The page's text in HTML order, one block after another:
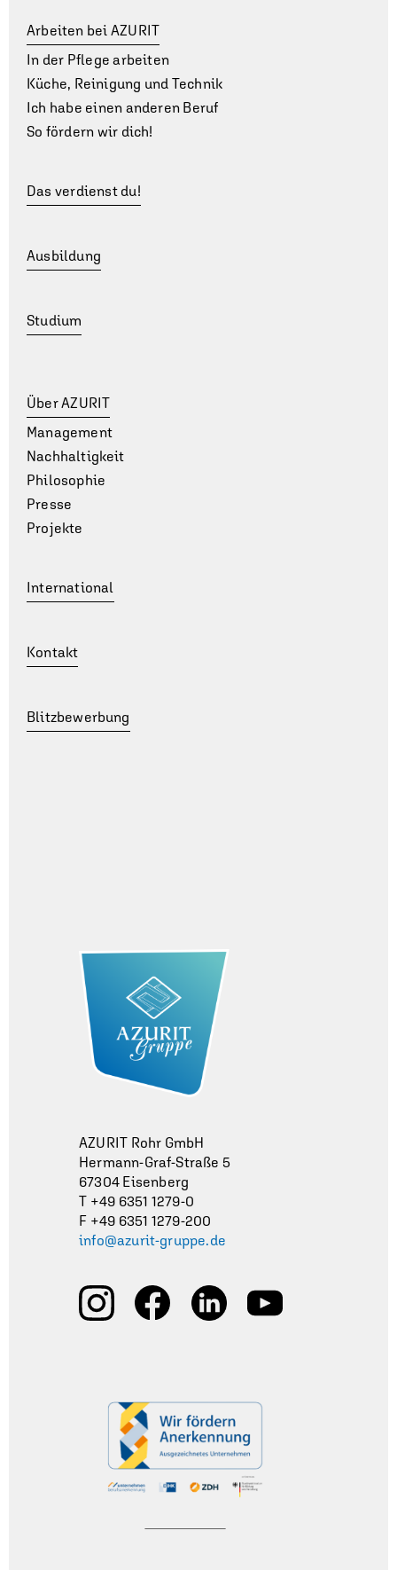
Arbeiten bei AZURIT
In der Pflege arbeiten
Küche, Reinigung und Technik
Ich habe einen anderen Beruf
So fördern wir dich!
Das verdienst du!
Ausbildung
Studium
Über AZURIT
Management
Nachhaltigkeit
Philosophie
Presse
Projekte
International
Kontakt
Blitzbewerbung
AZURIT Rohr GmbH
Hermann-Graf-Straße 5
67304 Eisenberg
T +49 6351 1279-0
F +49 6351 1279-200
info@azurit-gruppe.de